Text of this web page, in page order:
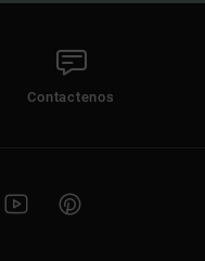
Contactenos